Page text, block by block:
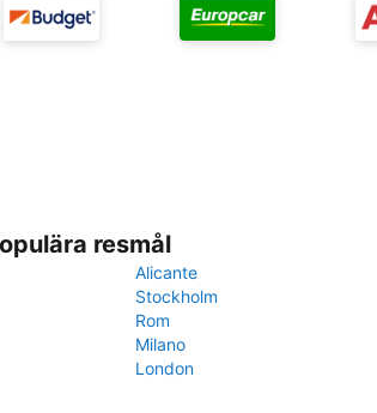
resmål
Alicante
Stockholm
Rom
Milano
London